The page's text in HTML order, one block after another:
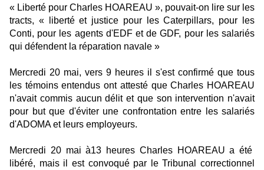
« Liberté pour Charles HOAREAU », pouvait-on lire sur les
tracts, « liberté et justice pour les Caterpillars, pour les
Conti, pour les agents d'EDF et de GDF, pour les salariés
qui défendent la réparation navale »
Mercredi 20 mai, vers 9 heures il s'est confirmé que tous
les témoins entendus ont attesté que Charles HOAREAU
n'avait commis aucun délit et que son intervention n'avait
pour but que d'éviter une confrontation entre les salariés
d'ADOMA et leurs employeurs.
Mercredi 20 mai à13 heures Charles HOAREAU a été
libéré, mais il est convoqué par le Tribunal correctionnel